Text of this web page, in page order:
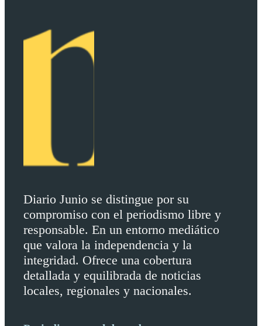
Diario Junio se distingue por su
compromiso con el periodismo libre y
responsable. En un entorno mediático
que valora la independencia y la
integridad. Ofrece una cobertura
detallada y equilibrada de noticias
locales, regionales y nacionales.